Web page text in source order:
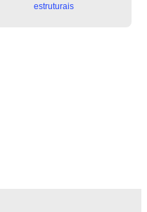
estruturais